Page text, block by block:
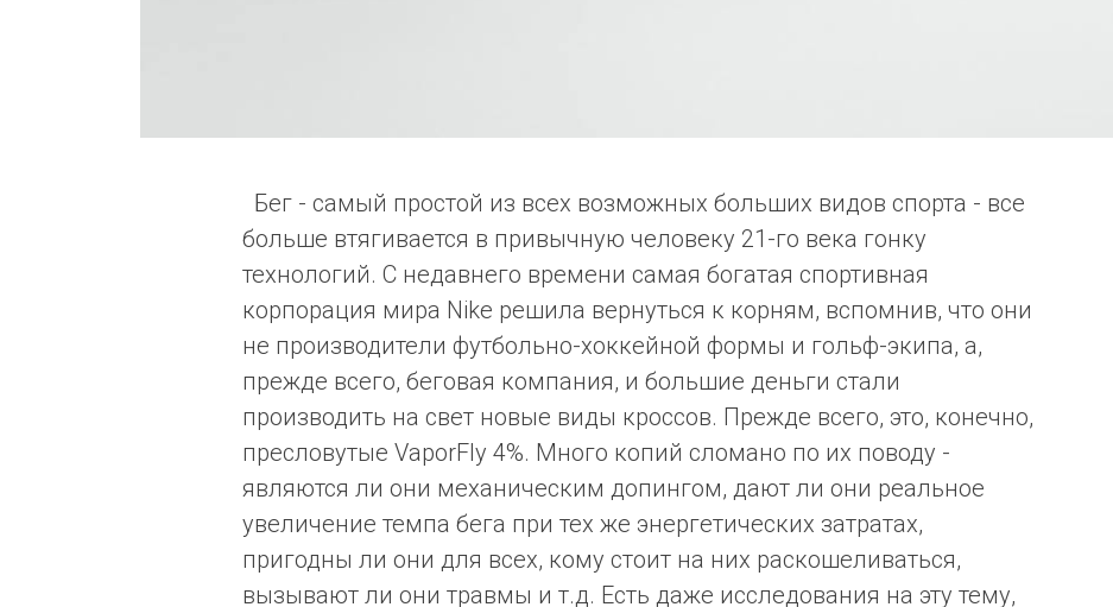
Бег - самый простой из всех возможных больших видов спорта - все
больше втягивается в привычную человеку 21-го века гонку
технологий. С недавнего времени самая богатая спортивная
корпорация мира Nike решила вернуться к корням, вспомнив, что они
не производители футбольно-хоккейной формы и гольф-экипа, а,
прежде всего, беговая компания, и большие деньги стали
производить на свет новые виды кроссов. Прежде всего, это, конечно,
пресловутые VaporFly 4%. Много копий сломано по их поводу -
являются ли они механическим допингом, дают ли они реальное
увеличение темпа бега при тех же энергетических затратах,
пригодны ли они для всех, кому стоит на них раскошеливаться,
вызывают ли они травмы и т.д. Есть даже исследования на эту тему,